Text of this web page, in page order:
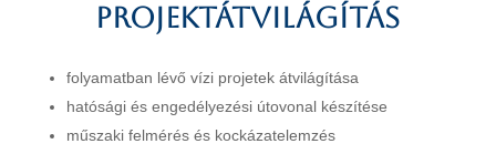
Projektátvilágítás
folyamatban lévő vízi projetek átvilágítása
hatósági és engedélyezési útovonal készítése
műszaki felmérés és kockázatelemzés